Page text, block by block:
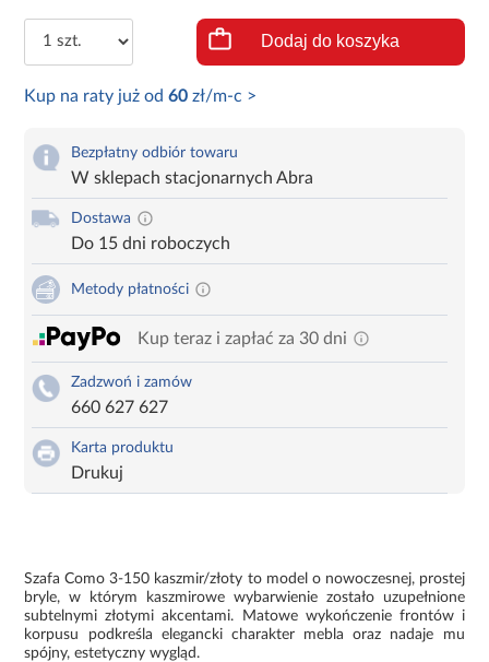
Dodaj do koszyka
Kup na raty już od60 zł/m-c >
Bezpłatny odbiór towaru
W sklepach stacjonarnych Abra
Dostawa
Do 15 dni roboczych
Metody płatności
Kup teraz i zapłać za 30 dni
Zadzwoń i zamów
660 627 627
Karta produktu
Drukuj
Szafa Como 3-150 kaszmir/złoty to model o nowoczesnej, prostej
bryle, w którym kaszmirowe wybarwienie zostało uzupełnione
subtelnymi złotymi akcentami. Matowe wykończenie frontów i
korpusu podkreśla elegancki charakter mebla oraz nadaje mu
spójny, estetyczny wygląd.